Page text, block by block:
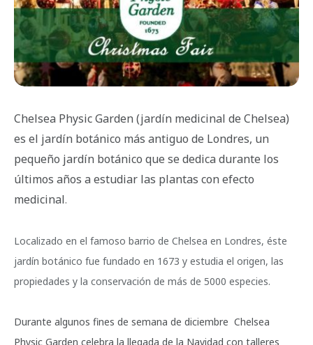
Chelsea Physic Garden (jardín medicinal de Chelsea)
es el jardín botánico más antiguo de Londres, un
pequeño jardín botánico que se dedica durante los
últimos años a estudiar las plantas con efecto
medicinal.
Localizado en el famoso barrio de Chelsea en Londres, éste
jardín botánico fue fundado en 1673 y estudia el origen, las
propiedades y la conservación de más de 5000 especies.
Durante algunos fines de semana de diciembre Chelsea
Physic Garden celebra la llegada de la Navidad con talleres